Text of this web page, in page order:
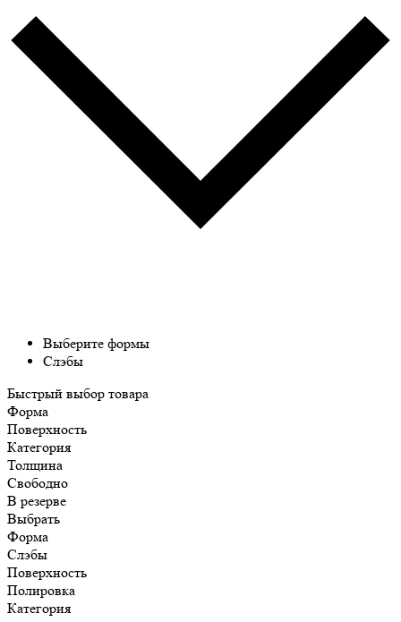
Выберите формы
Слэбы
Быстрый выбор товара
Форма
Поверхность
Категория
Толщина
Свободно
В резерве
Выбрать
Форма
Слэбы
Поверхность
Полировка
Категория